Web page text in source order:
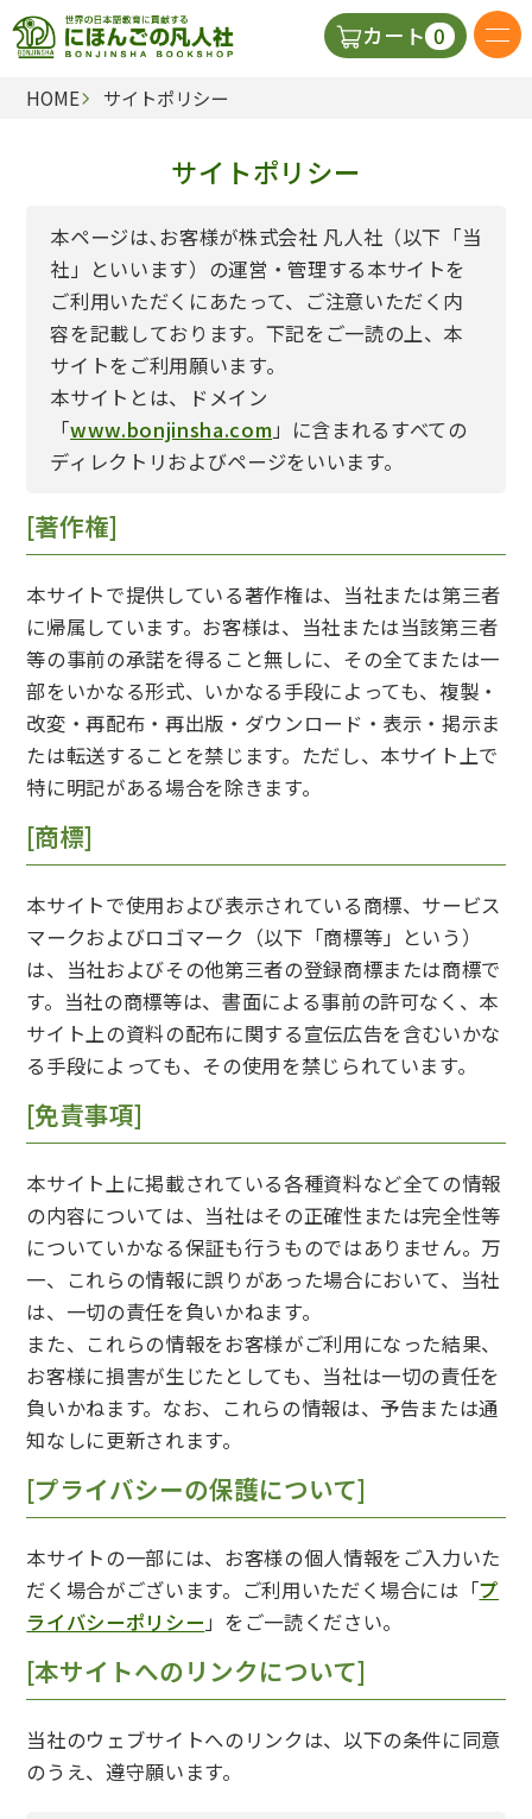
カート 0
視聴覚・補助教材
辞典
教師用参考書
HOME サイトポリシー
サイトポリシー
本ページは､お客様が株式会社 凡人社（以下「当
社」といいます）の運営・管理する本サイトを
ご利用いただくにあたって、ご注意いただく内
容を記載しております。下記をご一読の上、本
サイトをご利用願います。
本サイトとは、ドメイン
「www.bonjinsha.com」に含まれるすべての
ディレクトリおよびページをいいます。
[著作権]
本サイトで提供している著作権は、当社または第三者
に帰属しています。お客様は、当社または当該第三者
等の事前の承諾を得ること無しに、その全てまたは一
部をいかなる形式、いかなる手段によっても、複製・
改変・再配布・再出版・ダウンロード・表示・掲示ま
たは転送することを禁じます。ただし、本サイト上で
特に明記がある場合を除きます。
[商標]
本サイトで使用および表示されている商標、サービス
マークおよびロゴマーク（以下「商標等」という）
は、当社およびその他第三者の登録商標または商標で
す。当社の商標等は、書面による事前の許可なく、本
サイト上の資料の配布に関する宣伝広告を含むいかな
る手段によっても、その使用を禁じられています。
[免責事項]
本サイト上に掲載されている各種資料など全ての情報
の内容については、当社はその正確性または完全性等
についていかなる保証も行うものではありません。万
一、これらの情報に誤りがあった場合において、当社
は、一切の責任を負いかねます。
また、これらの情報をお客様がご利用になった結果、
お客様に損害が生じたとしても、当社は一切の責任を
負いかねます。なお、これらの情報は、予告または通
知なしに更新されます。
[プライバシーの保護について]
本サイトの一部には、お客様の個人情報をご入力いた
だく場合がございます。ご利用いただく場合には「プ
ライバシーポリシー」をご一読ください。
[本サイトへのリンクについて]
当社のウェブサイトへのリンクは、以下の条件に同意
のうえ、遵守願います。